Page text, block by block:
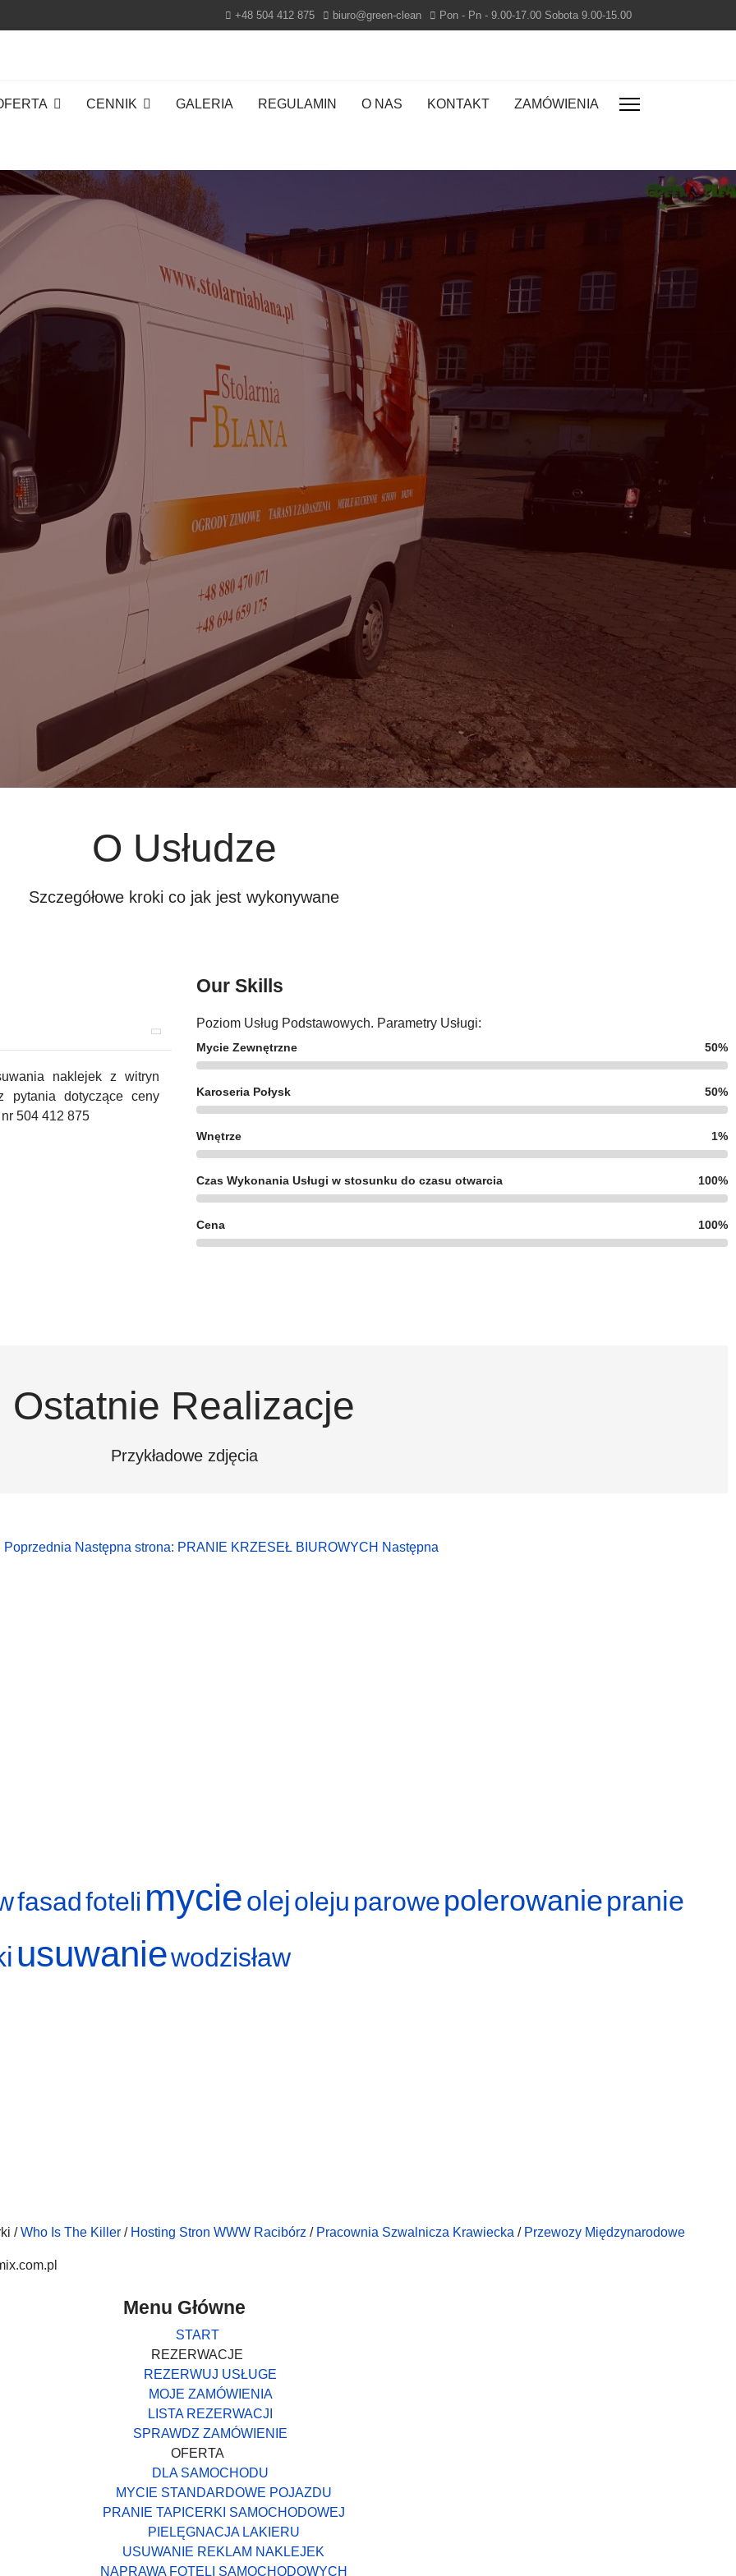
+48 504 412 875 biuro@green-clean Pon - Pn - 9.00-17.00 Sobota 9.00-15.00
CENNIK GALERIA REGULAMIN O NAS KONTAKT ZAMÓWIENIA
O Usłudze
Szczegółowe kroki co jak jest wykonywane
naklejek z witryn
pytania dotyczące ceny
504 412 875
Our Skills
Poziom Usług Podstawowych. Parametry Usługi:
Mycie Zewnętrzne 50%
Karoseria Połysk 50%
Wnętrze 1%
Czas Wykonania Usługi w stosunku do czasu otwarcia 100%
Cena 100%
Ostatnie Realizacje
Przykładowe zdjęcia
Poprzednia Następna strona: PRANIE KRZESEŁ BIUROWYCH Następna
fasadfoteli mycieolejoleju parowepolerowaniepranie
usuwaniewodzisław
/Who Is The Killer/ Hosting Stron WWW Racibórz / Pracownia Szwalnicza Krawiecka / Przewozy Międzynarodowe
Menu Główne
START
REZERWACJE
REZERWUJ USŁUGE
MOJE ZAMÓWIENIA
LISTA REZERWACJI
SPRAWDZ ZAMÓWIENIE
OFERTA
DLA SAMOCHODU
MYCIE STANDARDOWE POJAZDU
PRANIE TAPICERKI SAMOCHODOWEJ
PIELĘGNACJA LAKIERU
USUWANIE REKLAM NAKLEJEK
NAPRAWA FOTELI SAMOCHODOWYCH